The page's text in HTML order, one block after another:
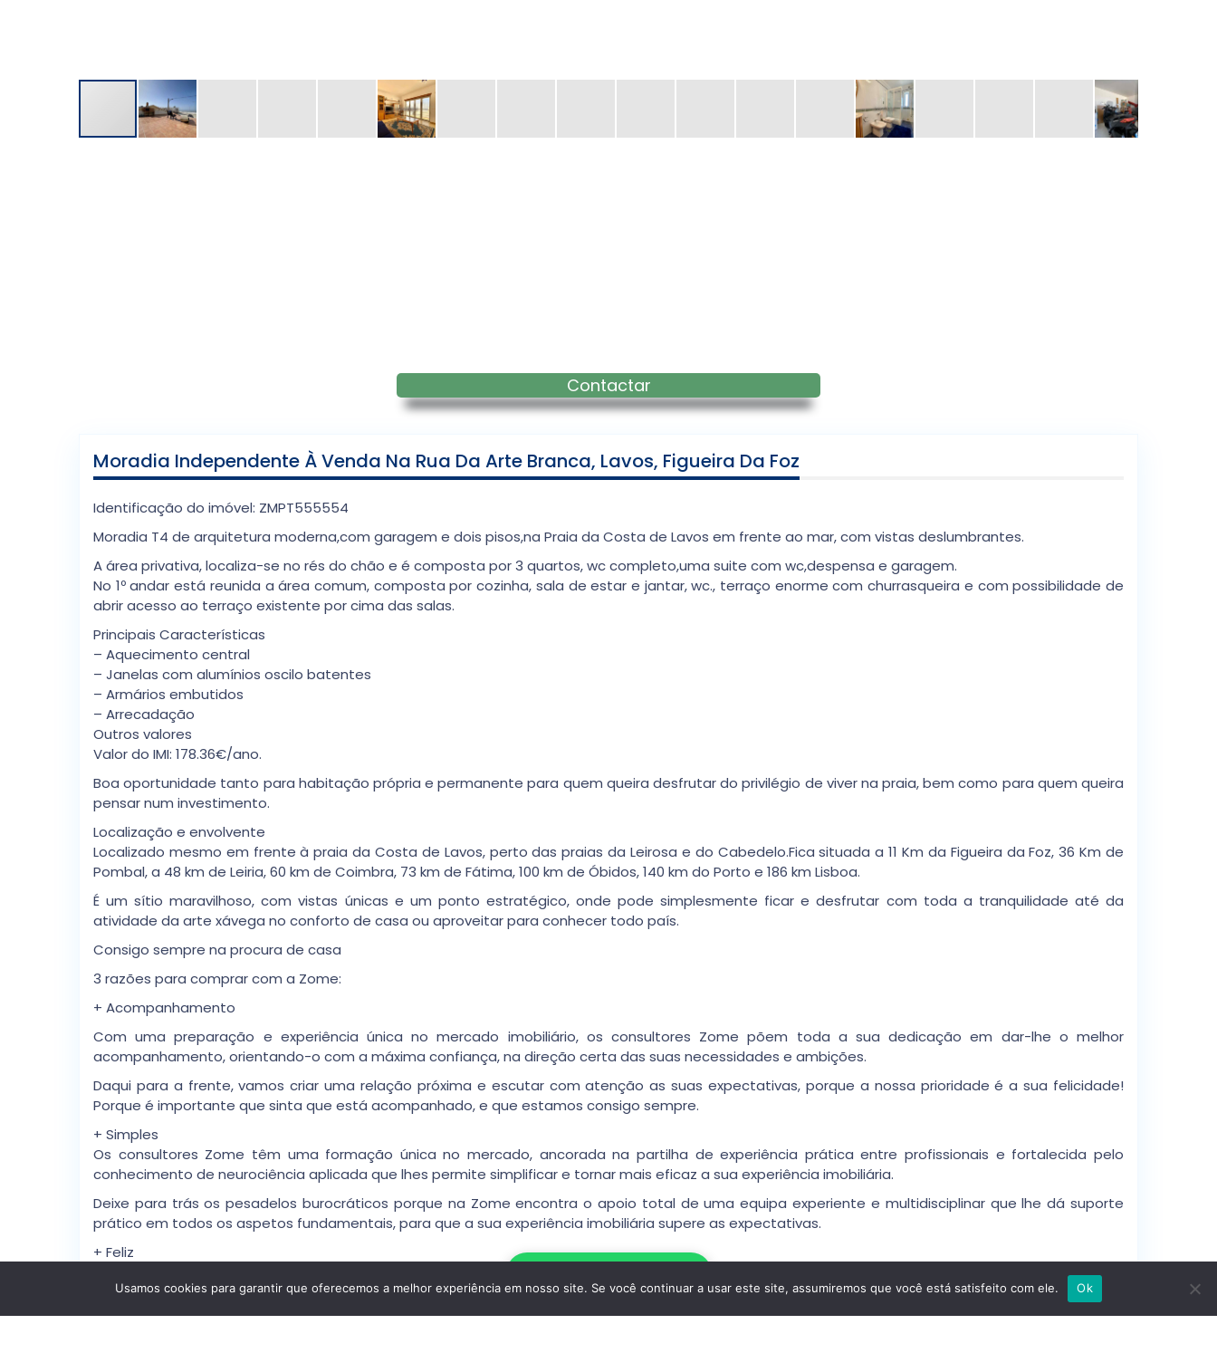
Contactar
Moradia Independente À Venda Na Rua Da Arte Branca, Lavos, Figueira Da Foz
Identificação do imóvel: ZMPT555554
Moradia T4 de arquitetura moderna,com garagem e dois pisos,na Praia da Costa de Lavos em frente ao mar, com vistas deslumbrantes.
A área privativa, localiza-se no rés do chão e é composta por 3 quartos, wc completo,uma suite com wc,despensa e garagem.
No 1º andar está reunida a área comum, composta por cozinha, sala de estar e jantar, wc., terraço enorme com churrasqueira e com possibilidade de
abrir acesso ao terraço existente por cima das salas.
Principais Características
– Aquecimento central
– Janelas com alumínios oscilo batentes
– Armários embutidos
– Arrecadação
Outros valores
Valor do IMI: 178.36€/ano.
Boa oportunidade tanto para habitação própria e permanente para quem queira desfrutar do privilégio de viver na praia, bem como para quem queira
pensar num investimento.
Localização e envolvente
Localizado mesmo em frente à praia da Costa de Lavos, perto das praias da Leirosa e do Cabedelo.Fica situada a 11 Km da Figueira da Foz, 36 Km de
Pombal, a 48 km de Leiria, 60 km de Coimbra, 73 km de Fátima, 100 km de Óbidos, 140 km do Porto e 186 km Lisboa.
É um sítio maravilhoso, com vistas únicas e um ponto estratégico, onde pode simplesmente ficar e desfrutar com toda a tranquilidade até da
atividade da arte xávega no conforto de casa ou aproveitar para conhecer todo país.
Consigo sempre na procura de casa
3 razões para comprar com a Zome:
+ Acompanhamento
Com uma preparação e experiência única no mercado imobiliário, os consultores Zome põem toda a sua dedicação em dar-lhe o melhor
acompanhamento, orientando-o com a máxima confiança, na direção certa das suas necessidades e ambições.
Daqui para a frente, vamos criar uma relação próxima e escutar com atenção as suas expectativas, porque a nossa prioridade é a sua felicidade!
Porque é importante que sinta que está acompanhado, e que estamos consigo sempre.
+ Simples
Os consultores Zome têm uma formação única no mercado, ancorada na partilha de experiência prática entre profissionais e fortalecida pelo
conhecimento de neurociência aplicada que lhes permite simplificar e tornar mais eficaz a sua experiência imobiliária.
Deixe para trás os pesadelos burocráticos porque na Zome encontra o apoio total de uma equipa experiente e multidisciplinar que lhe dá suporte
prático em todos os aspetos fundamentais, para que a sua experiência imobiliária supere as expectativas.
+ Feliz
Agimos diariamente para trazer mais valor à sua vida com o aconselhamento fiável de que precisa para, juntos, conseguirmos atingir os melhores
resultados.
Usamos cookies para garantir que oferecemos a melhor experiência em nosso site. Se você continuar a usar este site, assumiremos que você está satisfeito com ele. Ok